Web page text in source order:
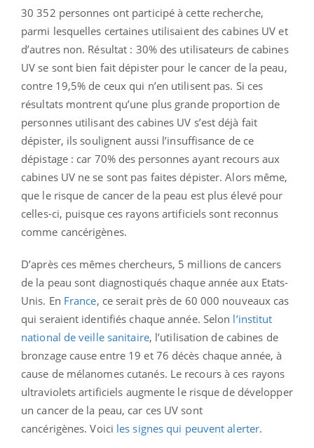
30 352 personnes ont participé à cette recherche,
parmi lesquelles certaines utilisaient des cabines UV et
d’autres non. Résultat : 30% des utilisateurs de cabines
UV se sont bien fait dépister pour le cancer de la peau,
contre 19,5% de ceux qui n’en utilisent pas. Si ces
résultats montrent qu’une plus grande proportion de
personnes utilisant des cabines UV s’est déjà fait
dépister, ils soulignent aussi l’insuffisance de ce
dépistage : car 70% des personnes ayant recours aux
cabines UV ne se sont pas faites dépister. Alors même,
que le risque de cancer de la peau est plus élevé pour
celles-ci, puisque ces rayons artificiels sont reconnus
comme cancérigènes.
D’après ces mêmes chercheurs, 5 millions de cancers
de la peau sont diagnostiqués chaque année aux Etats-
Unis. En France, ce serait près de 60 000 nouveaux cas
qui seraient identifiés chaque année. Selon l’institut
national de veille sanitaire, l’utilisation de cabines de
bronzage cause entre 19 et 76 décès chaque année, à
cause de mélanomes cutanés. Le recours à ces rayons
ultraviolets artificiels augmente le risque de développer
un cancer de la peau, car ces UV sont
cancérigènes. Voici les signes qui peuvent alerter.